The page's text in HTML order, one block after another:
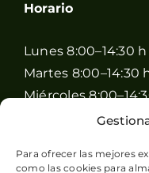
Para ofrecer las mejores
como las cookies para
Horario
Lunes 8:00–14:30 h
Martes 8:00–14:30
Miércoles
Jueves 8:00–14:30
Sábado 8:00–15:00